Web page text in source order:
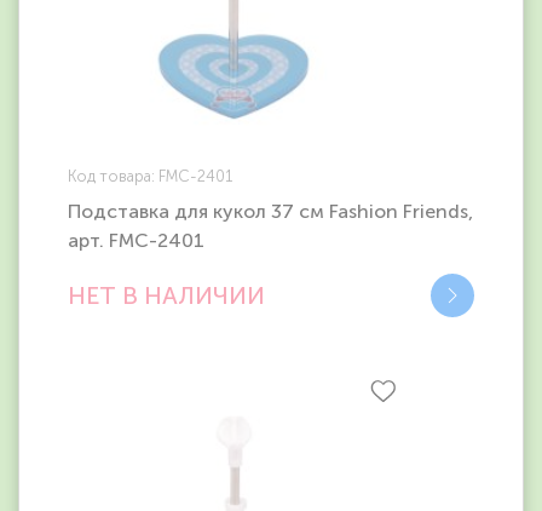
Код товара: FMC-2401
Подставка для кукол 37 см Fashion Friends,
арт. FMC-2401
НЕТ В НАЛИЧИИ